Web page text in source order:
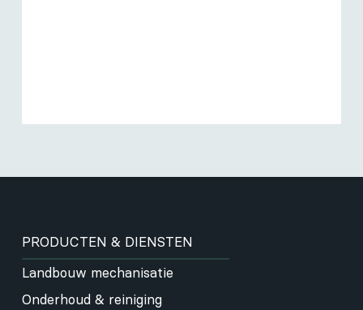
PRODUCTEN & DIENSTEN
Landbouw mechanisatie
Onderhoud & reiniging